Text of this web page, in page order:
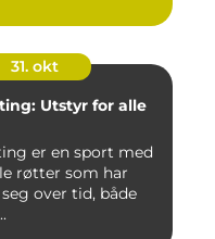
31. okt
Utstyr for alle
er en sport med
røtter som har
over tid, både